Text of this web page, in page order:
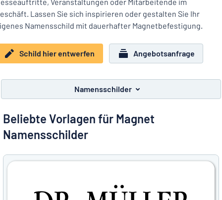
Verkehr und Fahrzeuge
Namensschilder
Alle Kategorien anzeigen
Das Gesuchte nicht gefunden? Schild hier entwerfen
Material
Haus
und
und
Alle Kategorien anzeigen
Angebotsanfrage
Einloggen
Lassen Sie sich inspirieren oder gestalten Sie Ihr
Namensschild mit dauerhafter Magnetbefestigung.
Schild hier entwerfen Angebotsanfrage
Namensschilder
Beliebte Vorlagen für Magnet
Namensschilder